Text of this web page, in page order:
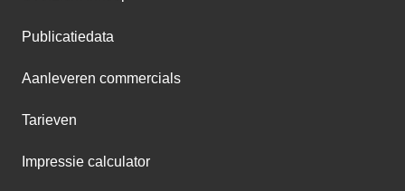
Publicatiedata
Aanleveren commercials
Tarieven
Impressie calculator